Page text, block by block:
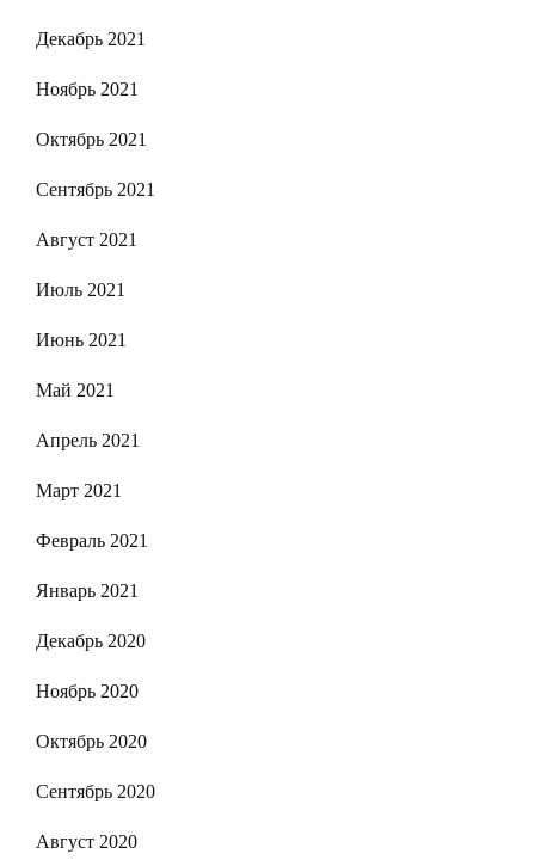
Декабрь 2021
Ноябрь 2021
Октябрь 2021
Сентябрь 2021
Август 2021
Июль 2021
Июнь 2021
Май 2021
Апрель 2021
Март 2021
Февраль 2021
Январь 2021
Декабрь 2020
Ноябрь 2020
Октябрь 2020
Сентябрь 2020
Август 2020